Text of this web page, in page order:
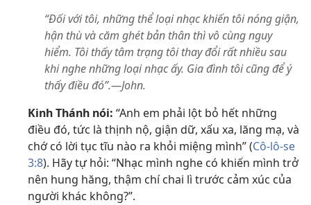
“Đối với tôi, những thể loại nhạc khiến tôi nóng giận,
hận thù và căm ghét bản thân thì vô cùng nguy
hiểm. Tôi thấy tâm trạng tôi thay đổi rất nhiều sau
khi nghe những loại nhạc ấy. Gia đình tôi cũng để ý
thấy điều đó”.​—John.
Kinh Thánh nói: “Anh em phải lột bỏ hết những
điều đó, tức là thịnh nộ, giận dữ, xấu xa, lăng mạ, và
chớ có lời tục tĩu nào ra khỏi miệng mình” (Cô-lô-se
3:8). Hãy tự hỏi: “Nhạc mình nghe có khiến mình trở
nên hung hăng, thậm chí chai lì trước cảm xúc của
người khác không?”.